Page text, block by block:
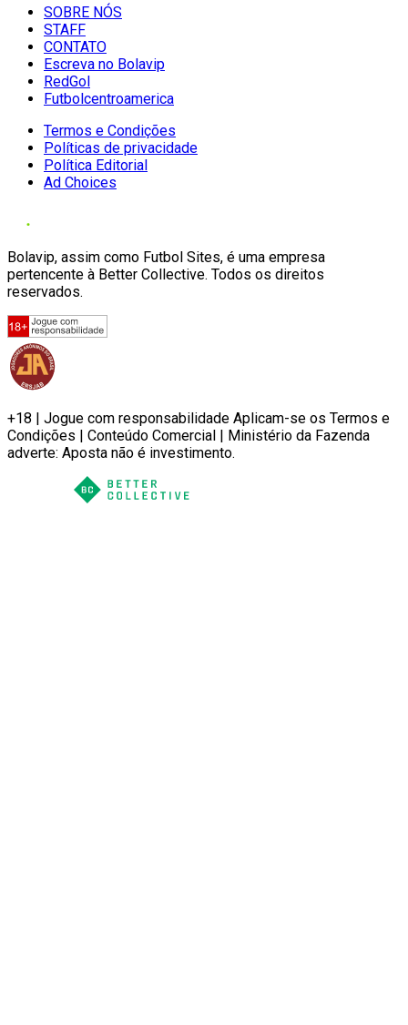
SOBRE NÓS
STAFF
CONTATO
Escreva no Bolavip
RedGol
Futbolcentroamerica
Termos e Condições
Políticas de privacidade
Política Editorial
Ad Choices
Bolavip, assim como Futbol Sites, é uma empresa
pertencente à Better Collective. Todos os direitos
reservados.
+18 | Jogue com responsabilidade Aplicam-se os Termos e
Condições | Conteúdo Comercial | Ministério da Fazenda
adverte: Aposta não é investimento.